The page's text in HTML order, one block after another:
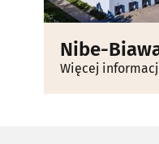
Nibe-
Więcej